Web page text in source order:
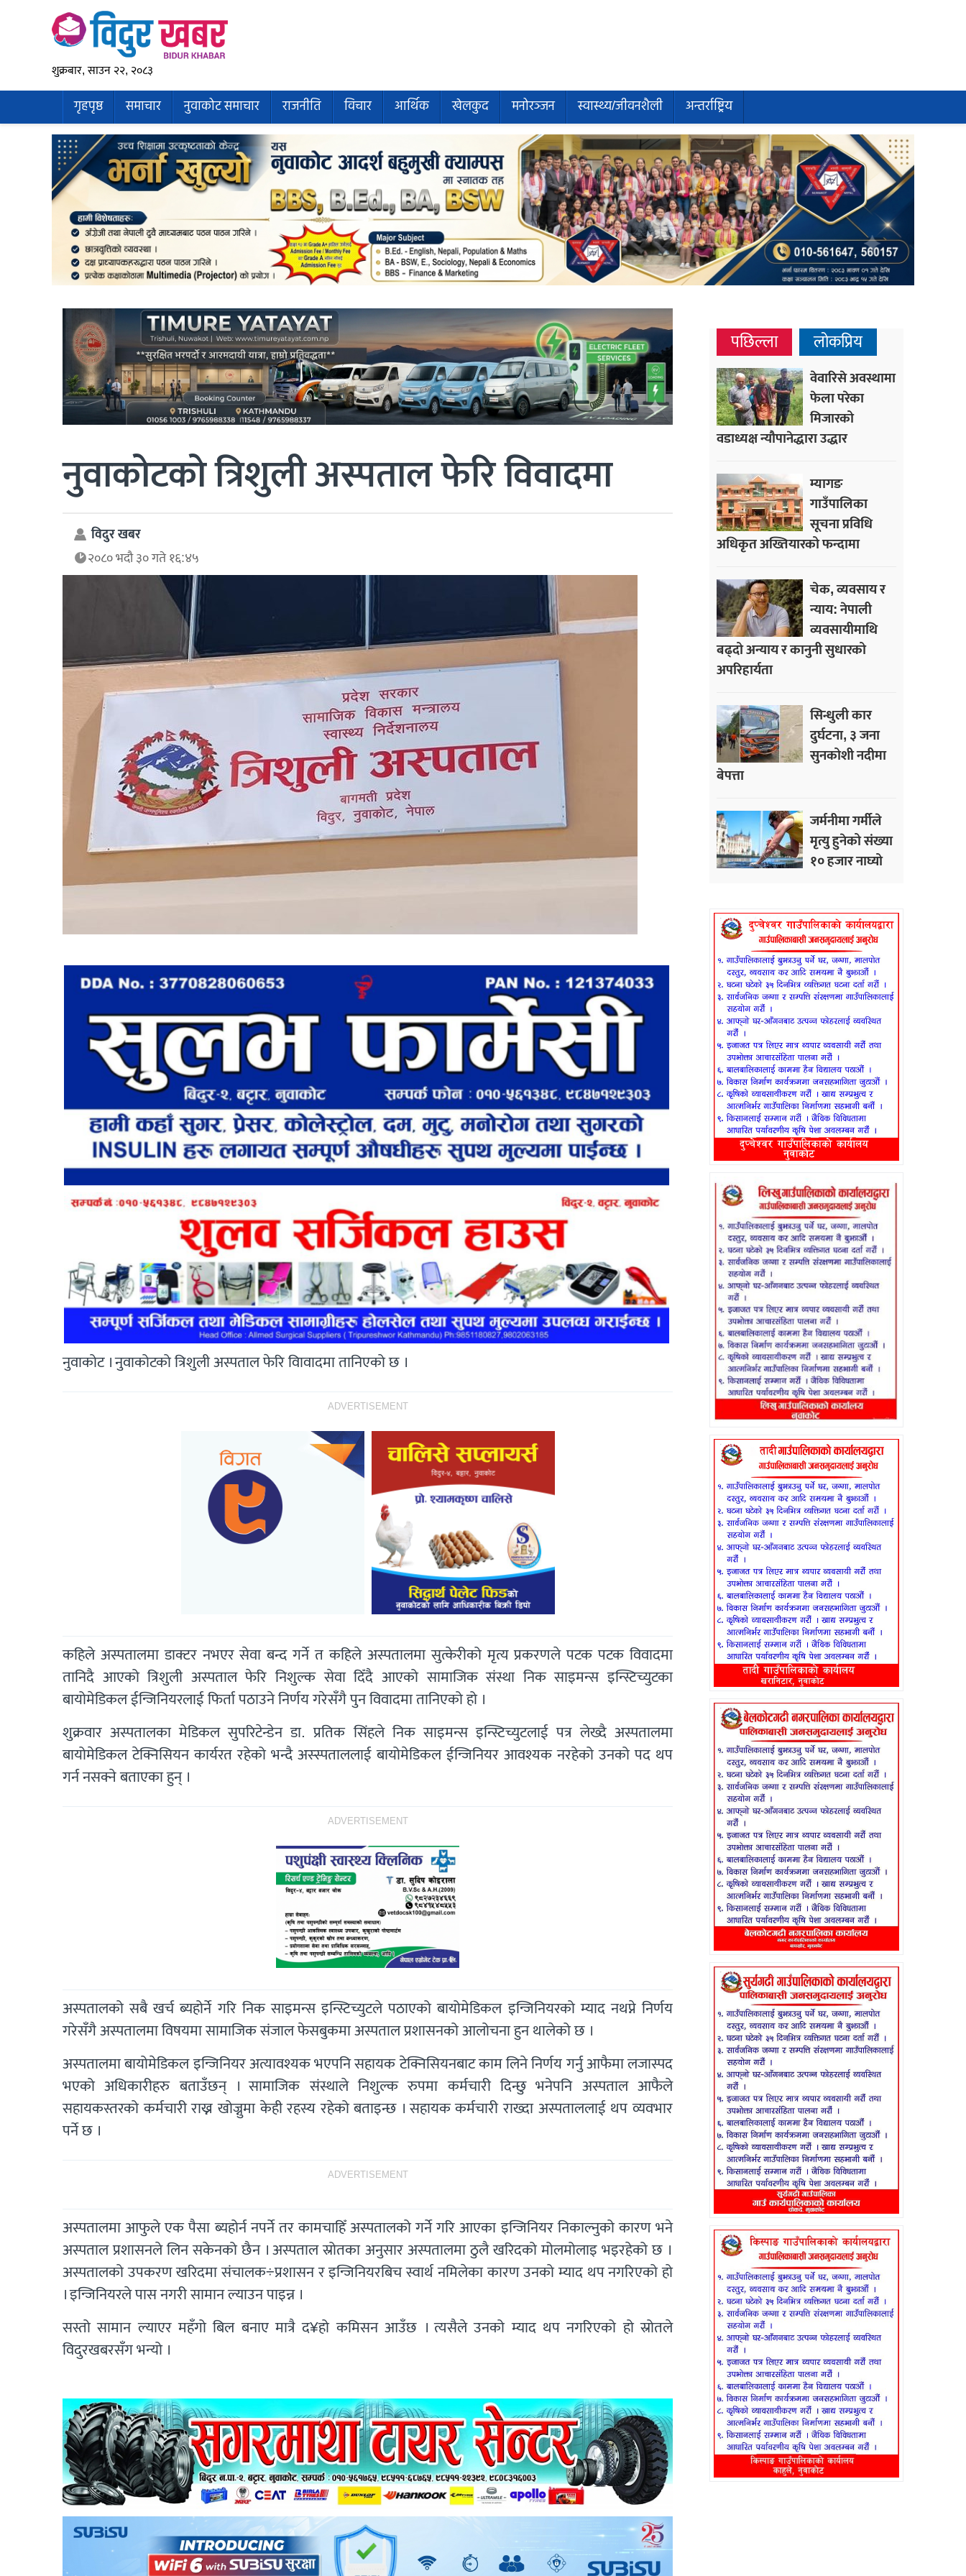
शुक्रबार, साउन २२, २०८३
गृहपृष्ठ समाचार नुवाकोट समाचार राजनीति विचार आर्थिक खेलकुद मनोरञ्जन स्वास्थ्य/जीवनशैली अन्तर्राष्ट्रिय
नुवाकोटको त्रिशुली अस्पताल फेरि विवादमा
विदुर खबर
२०८० भदौ ३० गते १६:४५
नुवाकोट । नुवाकोटको त्रिशुली अस्पताल फेरि विावादमा तानिएको छ ।
ADVERTISEMENT
कहिले अस्पतालमा डाक्टर नभएर सेवा बन्द गर्ने त कहिले अस्पतालमा सुत्केरीको मृत्य प्रकरणले पटक पटक विवादमा
तानिदै आएको त्रिशुली अस्पताल फेरि निशुल्क सेवा दिँदै आएको सामाजिक संस्था निक साइमन्स इन्स्टिच्युटका
बायोमेडिकल ईन्जिनियरलाई फिर्ता पठाउने निर्णय गरेसँगै पुन विवादमा तानिएको हो ।
शुक्रवार अस्पतालका मेडिकल सुपरिटेन्डेन डा. प्रतिक सिंहले निक साइमन्स इन्स्टिच्युटलाई पत्र लेख्दै अस्पतालमा
बायोमेडिकल टेक्निसियन कार्यरत रहेको भन्दै अस्स्पताललाई बायोमेडिकल ईन्जिनियर आवश्यक नरहेको उनको पद थप
गर्न नसक्ने बताएका हुन् ।
ADVERTISEMENT
अस्पतालको सबै खर्च ब्यहोर्ने गरि निक साइमन्स इन्स्टिच्युटले पठाएको बायोमेडिकल इन्जिनियरको म्याद नथप्ने निर्णय
गरेसँगै अस्पतालमा विषयमा सामाजिक संजाल फेसबुकमा अस्पताल प्रशासनको आलोचना हुन थालेको छ ।
अस्पतालमा बायोमेडिकल इन्जिनियर अत्यावश्यक भएपनि सहायक टेक्निसियनबाट काम लिने निर्णय गर्नु आफैमा लजास्पद
भएको अधिकारीहरु बताउँछन् । सामाजिक संस्थाले निशुल्क रुपमा कर्मचारी दिन्छु भनेपनि अस्पताल आफैले
सहायकस्तरको कर्मचारी राख्न खोज्नुमा केही रहस्य रहेको बताइन्छ । सहायक कर्मचारी राख्दा अस्पताललाई थप व्यवभार
पर्ने छ ।
ADVERTISEMENT
अस्पतालमा आफुले एक पैसा ब्यहोर्न नपर्ने तर कामचाहिँ अस्पतालको गर्ने गरि आएका इन्जिनियर निकाल्नुको कारण भने
अस्पताल प्रशासनले लिन सकेनको छैन । अस्पताल स्रोतका अनुसार अस्पतालमा ठुलै खरिदको मोलमोलाइ भइरहेको छ ।
अस्पतालको उपकरण खरिदमा संचालक÷प्रशासन र इन्जिनियरबिच स्वार्थ नमिलेका कारण उनको म्याद थप नगरिएको हो
। इन्जिनियरले पास नगरी सामान ल्याउन पाइन्न ।
सस्तो सामान ल्याएर महँगो बिल बनाए मात्रै द¥हो कमिसन आउँछ । त्यसैले उनको म्याद थप नगरिएको हो स्रोतले
विदुरखबरसँग भन्यो ।
पछिल्ला लोकप्रिय
वेवारिसे अवस्थामा
फेला परेका
मिजारको
वडाध्यक्ष न्यौपानेद्धारा उद्धार
म्यागङ
गाउँपालिका
सूचना प्रविधि
अधिकृत अख्तियारको फन्दामा
चेक, व्यवसाय र
न्याय: नेपाली
व्यवसायीमाथि
बढ्दो अन्याय र कानुनी सुधारको
अपरिहार्यता
सिन्धुली कार
दुर्घटना, ३ जना
सुनकोशी नदीमा
बेपत्ता
जर्मनीमा गर्मीले
मृत्यु हुनेको संख्या
१० हजार नाघ्यो